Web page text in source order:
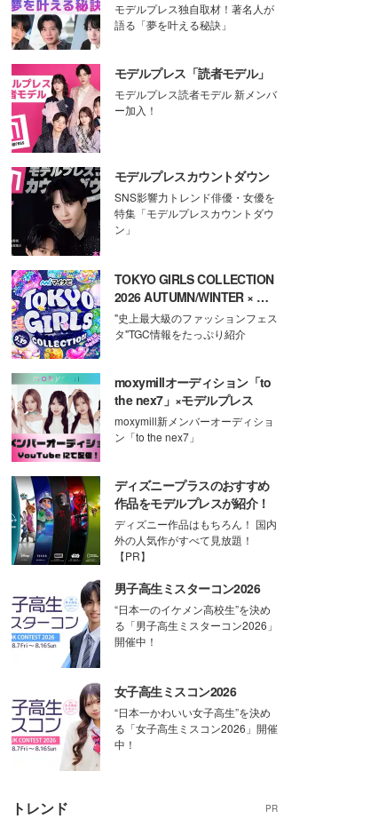
モデルプレス独自取材！著名人が
語る「夢を叶える秘訣」
モデルプレス「読者モデル」
モデルプレス読者モデル 新メンバ
ー加入！
モデルプレスカウントダウン
SNS影響力トレンド俳優・女優を
特集「モデルプレスカウントダウ
ン」
TOKYO GIRLS COLLECTION
2026 AUTUMN/WINTER × モ
デルプレス
"史上最大級のファッションフェス
タ"TGC情報をたっぷり紹介
moxymillオーディション「to
the nex7」×モデルプレス
moxymill新メンバーオーディショ
ン「to the nex7」
ディズニープラスのおすすめ
作品をモデルプレスが紹介！
ディズニー作品はもちろん！ 国内
外の人気作がすべて見放題！
【PR】
男子高生ミスターコン2026
“日本一のイケメン高校生”を決め
る「男子高生ミスターコン2026」
開催中！
女子高生ミスコン2026
“日本一かわいい女子高生”を決め
る「女子高生ミスコン2026」開催
中！
トレンド PR